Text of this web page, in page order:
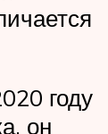
году
он